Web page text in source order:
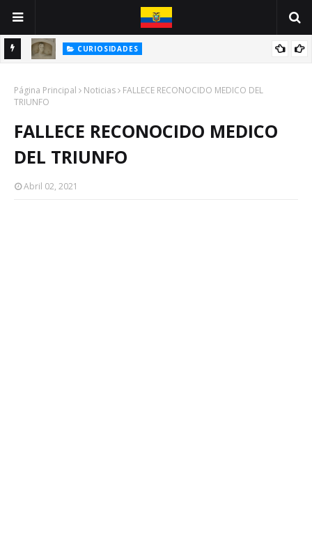
CURIOSIDADES
NEGRA
Página Principal Noticias
FALLECE RECONOCIDO MEDICO DEL
TRIUNFO
FALLECE RECONOCIDO MEDICO
DEL TRIUNFO
Abril 02, 2021